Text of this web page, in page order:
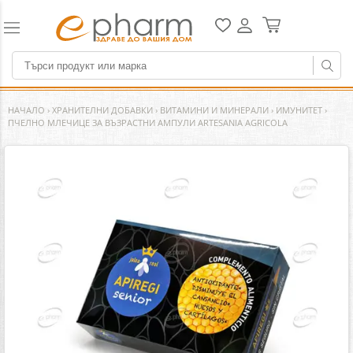
НАЧАЛО › ХРАНИТЕЛНИ ДОБАВКИ › ВИТАМИНИ И МИНЕРАЛИ › ИМУНИТЕТ ›
ПЧЕЛНО МЛЕЧИЦЕ ЗА ВЪЗРАСТНИ АМПУЛИ ARTESANIA AGRICOLA